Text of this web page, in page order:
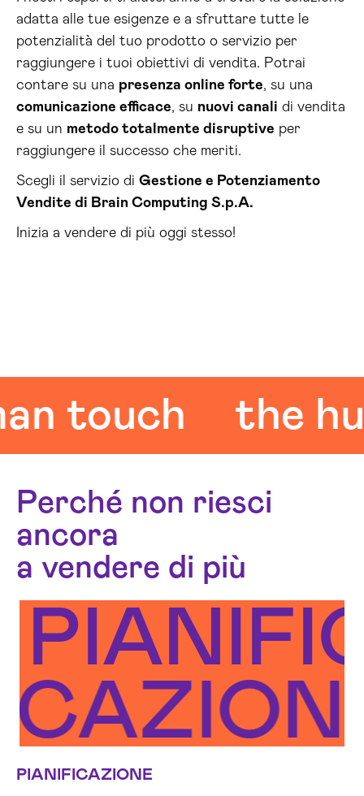
adatta alle tue esigenze e a sfruttare tutte le
potenzialità del tuo prodotto o servizio per
raggiungere i tuoi obiettivi di vendita. Potrai
contare su una presenza online forte, su una
comunicazione efficace, su nuovi canali di vendita
e su un metodo totalmente disruptive per
raggiungere il successo che meriti.
Scegli il servizio di Gestione e Potenziamento
Vendite di Brain Computing S.p.A.
Inizia a vendere di più oggi stesso!
the
Perché non riesci
ancora
a vendere di più
PIANIFICAZIONE